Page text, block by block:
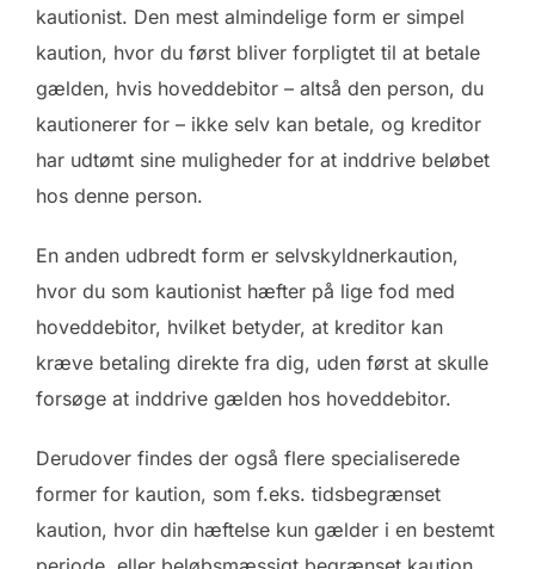
kautionist. Den mest almindelige form er simpel
kaution, hvor du først bliver forpligtet til at betale
gælden, hvis hoveddebitor – altså den person, du
kautionerer for – ikke selv kan betale, og kreditor
har udtømt sine muligheder for at inddrive beløbet
hos denne person.
En anden udbredt form er selvskyldnerkaution,
hvor du som kautionist hæfter på lige fod med
hoveddebitor, hvilket betyder, at kreditor kan
kræve betaling direkte fra dig, uden først at skulle
forsøge at inddrive gælden hos hoveddebitor.
Derudover findes der også flere specialiserede
former for kaution, som f.eks. tidsbegrænset
kaution, hvor din hæftelse kun gælder i en bestemt